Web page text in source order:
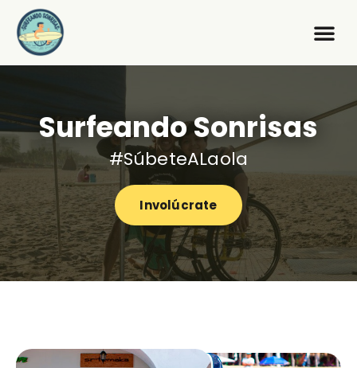
Surfeando Sonrisas
#SúbeteALaola
Involúcrate